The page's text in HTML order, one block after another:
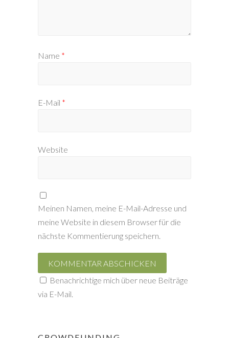
Name *
E-Mail *
Website
Meinen Namen, meine E-Mail-Adresse und
meine Website in diesem Browser für die
nächste Kommentierung speichern.
Benachrichtige mich über neue Beiträge
via E-Mail.